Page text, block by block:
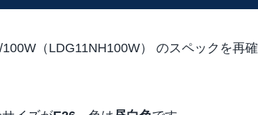
（LDG11NH100W） のスペックを再確